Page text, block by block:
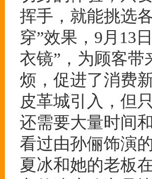
挥手，就能挑选
穿”效果，9月13
衣镜”，为顾客
烦，促进了消费
皮革城引入，但
还需要大量时间
看过由孙俪饰演
夏冰和她的老板